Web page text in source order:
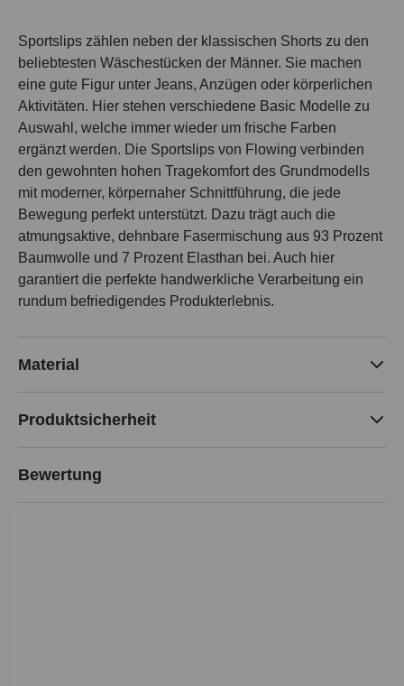
Sportslips zählen neben der klassischen Shorts zu den
beliebtesten Wäschestücken der Männer. Sie machen
eine gute Figur unter Jeans, Anzügen oder körperlichen
Aktivitäten. Hier stehen verschiedene Basic Modelle zu
Auswahl, welche immer wieder um frische Farben
ergänzt werden. Die Sportslips von Flowing verbinden
den gewohnten hohen Tragekomfort des Grundmodells
mit moderner, körpernaher Schnittführung, die jede
Bewegung perfekt unterstützt. Dazu trägt auch die
atmungsaktive, dehnbare Fasermischung aus 93 Prozent
Baumwolle und 7 Prozent Elasthan bei. Auch hier
garantiert die perfekte handwerkliche Verarbeitung ein
rundum befriedigendes Produkterlebnis.
Material
Produktsicherheit
Bewertung